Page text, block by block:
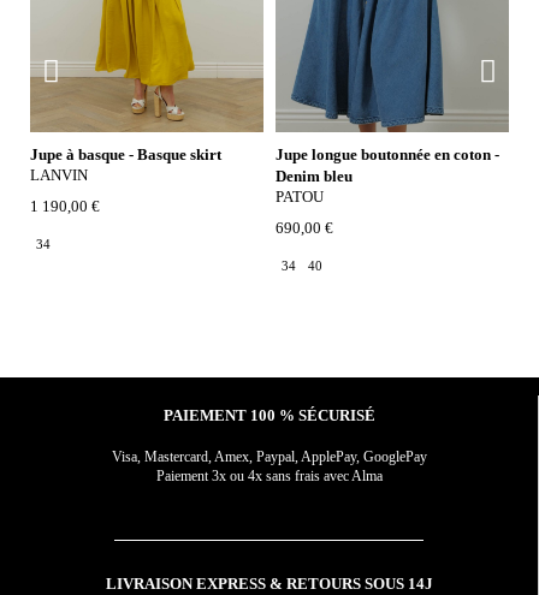
Jupe à basque - Basque skirt
LANVIN
1 190,00 €
34
Jupe longue boutonnée en coton -
Denim bleu
PATOU
690,00 €
34 40
PAIEMENT 100 % SÉCURISÉ
Visa, Mastercard, Amex, Paypal, ApplePay, GooglePay
Paiement 3x ou 4x sans frais avec Alma
LIVRAISON EXPRESS & RETOURS SOUS 14J